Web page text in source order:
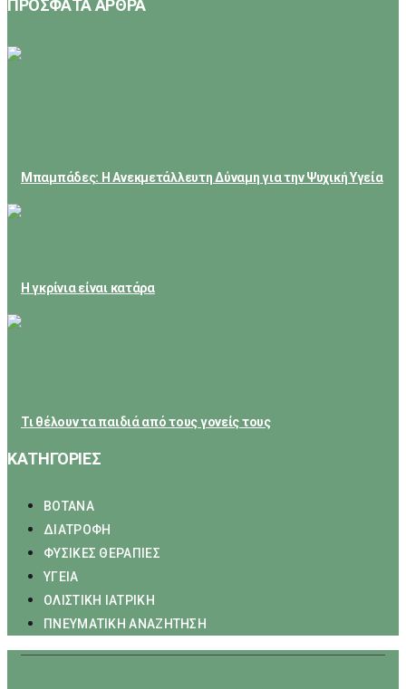
ΠΡΟΣΦΑΤΑ ΑΡΘΡΑ
Μπαμπάδες: Η Ανεκμετάλλευτη Δύναμη για την Ψυχική Υγεία
Η γκρίνια είναι κατάρα
Τι θέλουν τα παιδιά από τους γονείς τους
ΚΑΤΗΓΟΡΙΕΣ
ΒΟΤΑΝΑ
ΔΙΑΤΡΟΦΗ
ΦΥΣΙΚΕΣ ΘΕΡΑΠΙΕΣ
ΥΓΕΙΑ
ΟΛΙΣΤΙΚΗ ΙΑΤΡΙΚΗ
ΠΝΕΥΜΑΤΙΚΗ ΑΝΑΖΗΤΗΣΗ